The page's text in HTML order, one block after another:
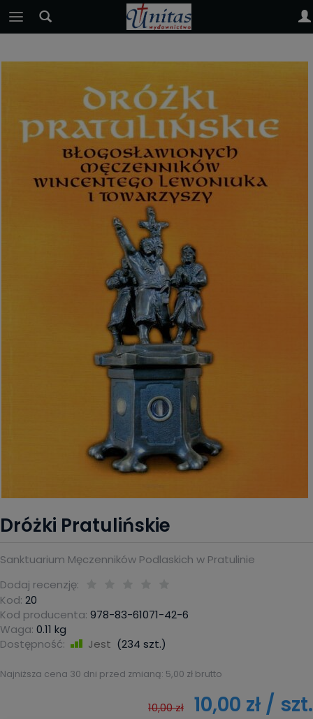
Dróżki Pratulińskie
Sanktuarium Męczenników Podlaskich w Pratulinie
Dodaj recenzję:
Kod: 20
Kod producenta: 978-83-61071-42-6
Waga: 0.11 kg
Dostępność:
Jest (234 szt.)
Najniższa cena 30 dni przed zmianą: 5,00 zł brutto
10,00 zł 10,00 zł / szt.